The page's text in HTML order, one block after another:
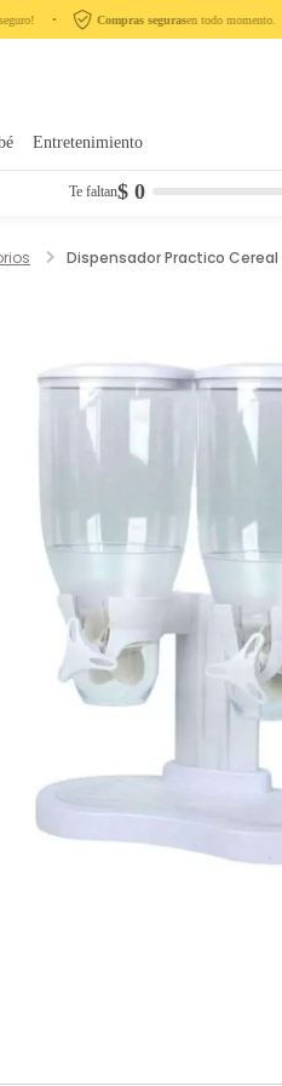
•‎ Compras segurasen todo momento.
Entretenimiento
Te faltan$ 0
Dispensador Practico